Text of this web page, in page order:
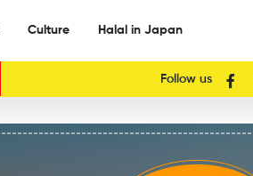
Culture Halal in Japan
Follow us